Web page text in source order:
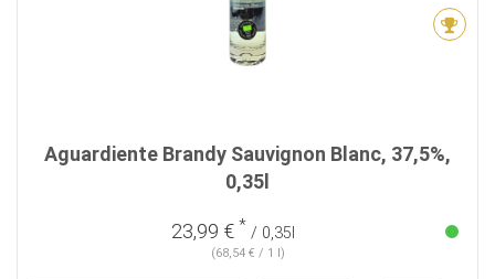
Aguardiente Brandy Sauvignon Blanc, 37,5%,
0,35l
23,99 € * / 0,35l
(68,54 € / 1 l)